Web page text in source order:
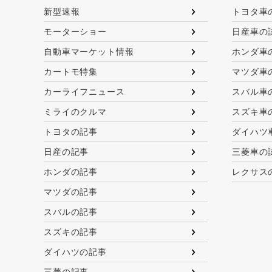
新型速報
モーターショー
自動車マーケット情報
カートモ特集
カーライフニュース
ミライのクルマ
トヨタの記事
日産の記事
ホンダの記事
マツダの記事
スバルの記事
スズキの記事
ダイハツの記事
トヨタ車
日産車の
ホンダ車
マツダ車
スバル車
スズキ車
ダイハツ
三菱車の
レクサス